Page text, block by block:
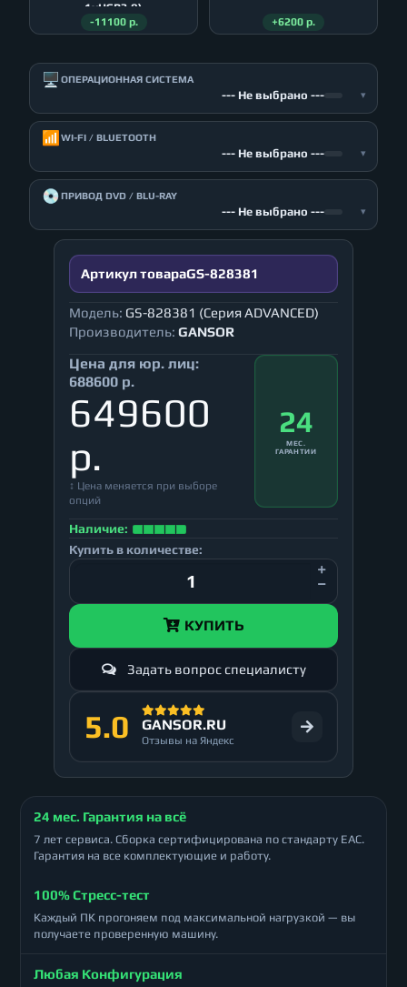
1xUSB3.0)
-11100 р. +6200 р.
🖥️ ОПЕРАЦИОННАЯ СИСТЕМА
--- Не выбрано --- ▾
📶 WI-FI / BLUETOOTH
--- Не выбрано --- ▾
💿ПРИВОД DVD / BLU-RAY
--- Не выбрано --- ▾
Артикул товараGS-828381
Модель: GS-828381 (Серия ADVANCED)
Производитель: GANSOR
Цена для юр. лиц:
688600 р.
649600
р.
↕ Цена меняется при выборе
опций
24
МЕС.
ГАРАНТИИ
Наличие:
Купить в количестве:
КУПИТЬ
Задать вопрос специалисту
5.0 GANSOR.RU
Отзывы на Яндекс
24 мес. Гарантия на всё
7 лет сервиса. Сборка сертифицирована по стандарту ЕАС.
Гарантия на все комплектующие и работу.
100% Стресс-тест
Каждый ПК прогоняем под максимальной нагрузкой — вы
получаете проверенную машину.
Любая Конфигурация